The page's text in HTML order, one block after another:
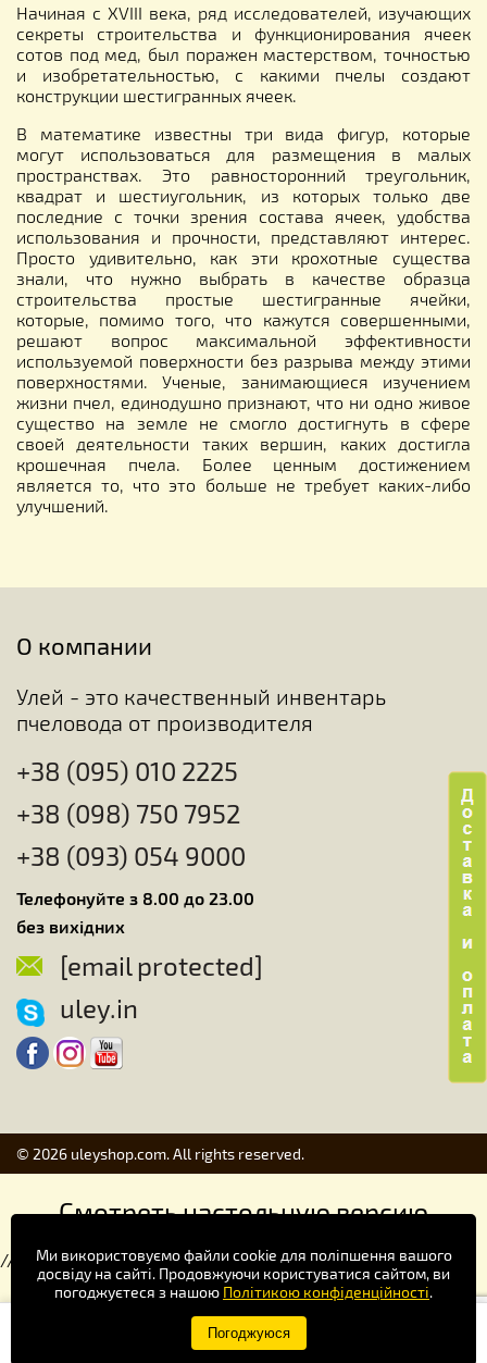
Начиная с XVIII века, ряд исследователей, изучающих
секреты строительства и функционирования ячеек
сотов под мед, был поражен мастерством, точностью
и изобретательностью, с какими пчелы создают
конструкции шестигранных ячеек.
В математике известны три вида фигур, которые
могут использоваться для размещения в малых
пространствах. Это равносторонний треугольник,
квадрат и шестиугольник, из которых только две
последние с точки зрения состава ячеек, удобства
использования и прочности, представляют интерес.
Просто удивительно, как эти крохотные существа
знали, что нужно выбрать в качестве образца
строительства простые шестигранные ячейки,
которые, помимо того, что кажутся совершенными,
решают вопрос максимальной эффективности
используемой поверхности без разрыва между этими
поверхностями. Ученые, занимающиеся изучением
жизни пчел, единодушно признают, что ни одно живое
существо на земле не смогло достигнуть в сфере
своей деятельности таких вершин, каких достигла
крошечная пчела. Более ценным достижением
является то, что это больше не требует каких-либо
улучшений.
О компании
Улей - это качественный инвентарь
пчеловода от производителя
+38 (095) 010 2225
+38 (098) 750 7952
+38 (093) 054 9000
Телефонуйте з 8.00 до 23.00
без вихідних
[email protected]
uley.in
© 2026 uleyshop.com. All rights reserved.
Ми використовуємо файли cookie для поліпшення вашого
досвіду на сайті. Продовжуючи користуватися сайтом, ви
погоджуєтеся з нашою Політикою конфіденційності.
Погоджуюся
Смотреть настольную версию
//
Купуй зручніше в додатку!